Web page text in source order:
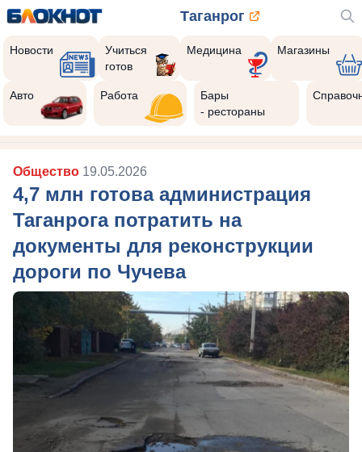
Таганрог
Новости
Учиться
готов
Медицина Магазины
Авто Работа
Бары
- рестораны
Общество 19.05.2026
4,7 млн готова администрация
Таганрога потратить на
документы для реконструкции
дороги по Чучева